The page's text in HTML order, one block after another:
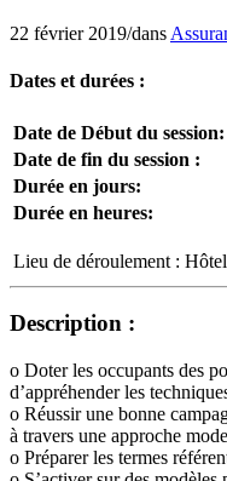
22 février 2019/dans
Dates et durées :
Date de Début du session:
Date de fin du session :
Durée en jours:
Durée en heures:
Lieu de déroulement :
Description :
o Doter les occupants des
d’appréhender les
o Réussir une bonne
à travers une approche
o Préparer les termes